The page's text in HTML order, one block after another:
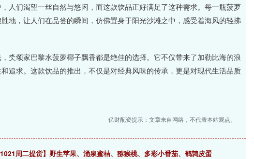
人们渴望一丝自然与悠闲，而这款饮品正好满足了这种需求。每一瓶菠萝
地，让人们在品尝的瞬间，仿佛置身于阳光沙滩之中，感受着海风的轻拂
氼颂家巴黎水菠萝椰子飘香都是绝佳的选择。它不仅带来了加勒比海的浪
追求。这款饮品的推出，不仅是对经典风味的传承，更是对现代生活品质
亿财配资提示：文章来自网络，不代表本站观点。
周二提货】野生苹果、涌泉蜜桔、猕猴桃、多彩小番茄、鹌鹑皮蛋